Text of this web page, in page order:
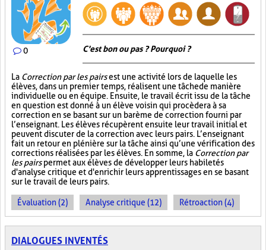
0 C'est bon ou pas ? Pourquoi ?
La Correction par les pairsest une activité lors de laquelle les
élèves, dans un premier temps, réalisent une tâche de manière
individuelle ou en équipe. Ensuite, le travail écrit issu de la tâche
en question est donné à un élève voisin qui procèdera à sa
correction en se basant sur un barème de correction fourni par
l’enseignant. Les élèves récupèrent ensuite leur travail initial et
peuvent discuter de la correction avec leurs pairs. L’enseignant
fait un retour en plénière sur la tâche ainsi qu’une vérification des
corrections réalisées par les élèves. En somme, la Correction par
les pairspermet aux élèves de développer leurs habiletés
d'analyse critique et d'enrichir leurs apprentissages en se basant
sur le travail de leurs pairs.
Évaluation (2) Analyse critique (12) Rétroaction (4)
DIALOGUES INVENTÉS